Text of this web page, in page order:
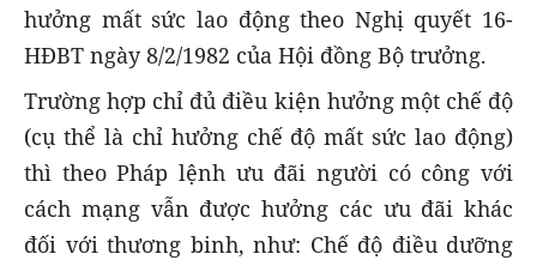
hưởng mất sức lao động theo Nghị quyết 16-
HĐBT ngày 8/2/1982 của Hội đồng Bộ trưởng.
Trường hợp chỉ đủ điều kiện hưởng một chế độ
(cụ thể là chỉ hưởng chế độ mất sức lao động)
thì theo Pháp lệnh ưu đãi người có công với
cách mạng vẫn được hưởng các ưu đãi khác
đối với thương binh, như: Chế độ điều dưỡng